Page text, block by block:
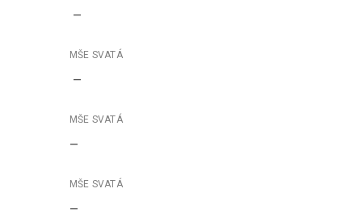
–
–
–
–